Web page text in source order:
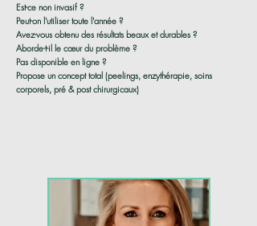
Est-ce non invasif ?
Peut-on l'utiliser toute l'année ?
Avez-vous obtenu des résultats beaux et durables ?
Aborde-t-il le cœur du problème ?
Pas disponible en ligne ?
Propose un concept total (peelings, enzythérapie, soins
corporels, pré & post chirurgicaux)